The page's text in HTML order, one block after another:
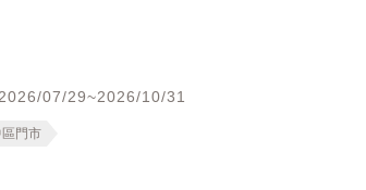
2026/07/29~2026/10/31
門市